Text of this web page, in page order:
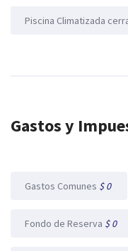
Piscina Climatizada
Gastos y
Gastos Comunes $ 0
Fondo de Reserva $ 0